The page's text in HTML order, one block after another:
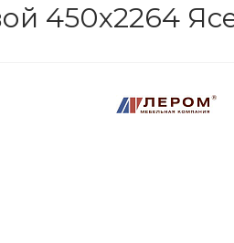
450x2264